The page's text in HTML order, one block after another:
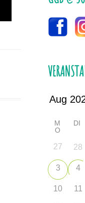
M
O
DI
27 28
3 4
10 11